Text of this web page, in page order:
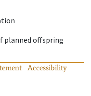
planned offspring
Accessibility